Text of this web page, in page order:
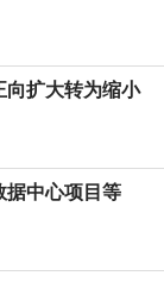
向扩大转为缩小
据中心项目等